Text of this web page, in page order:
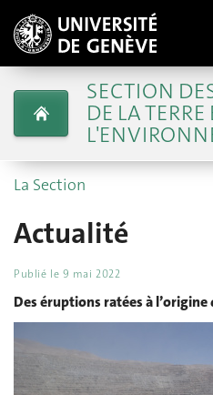
SECTION
DE LA TERRE
La Section
Actualité
Publié le 9 mai 2022
Des éruptions ratées à